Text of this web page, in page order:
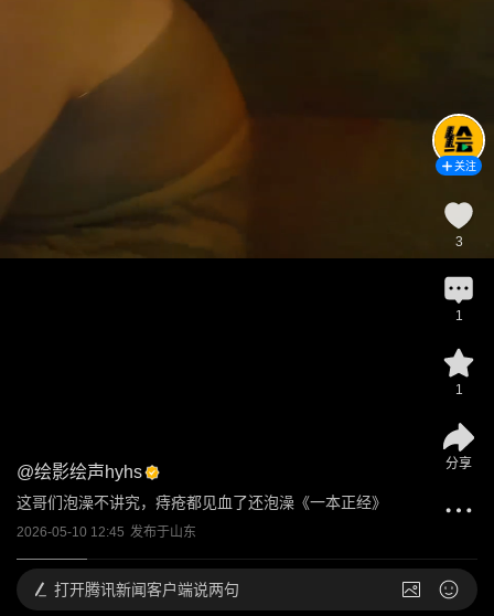
@绘影绘声hyhs
这哥们泡澡不讲究，痔疮都见血了还泡澡《一本正经》
2026-05-10 12:45 发布于山东
关注
3
1
1
分享
打开腾讯新闻客户端说两句